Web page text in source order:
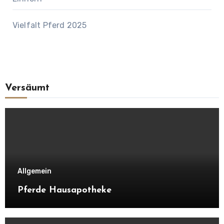
Vielfalt Pferd 2025
Versäumt
Allgemein
Pferde Hausapotheke